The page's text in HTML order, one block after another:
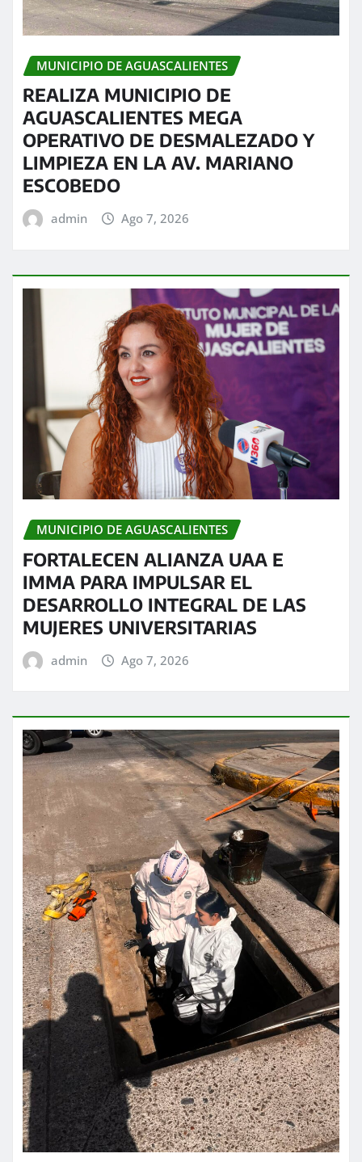
MUNICIPIO DE AGUASCALIENTES
REALIZA MUNICIPIO DE
AGUASCALIENTES MEGA
OPERATIVO DE DESMALEZADO Y
LIMPIEZA EN LA AV. MARIANO
ESCOBEDO
admin Ago 7, 2026
MUNICIPIO DE AGUASCALIENTES
FORTALECEN ALIANZA UAA E
IMMA PARA IMPULSAR EL
DESARROLLO INTEGRAL DE LAS
MUJERES UNIVERSITARIAS
admin Ago 7, 2026